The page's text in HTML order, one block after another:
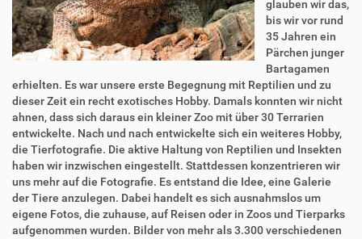
glauben wir das,
bis wir vor rund
35 Jahren ein
Pärchen junger
Bartagamen
erhielten. Es war unsere erste Begegnung mit Reptilien und zu
dieser Zeit ein recht exotisches Hobby. Damals konnten wir nicht
ahnen, dass sich daraus ein kleiner Zoo mit über 30 Terrarien
entwickelte. Nach und nach entwickelte sich ein weiteres Hobby,
die Tierfotografie. Die aktive Haltung von Reptilien und Insekten
haben wir inzwischen eingestellt. Stattdessen konzentrieren wir
uns mehr auf die Fotografie. Es entstand die Idee, eine Galerie
der Tiere anzulegen. Dabei handelt es sich ausnahmslos um
eigene Fotos, die zuhause, auf Reisen oder in Zoos und Tierparks
aufgenommen wurden. Bilder von mehr als 3.300 verschiedenen